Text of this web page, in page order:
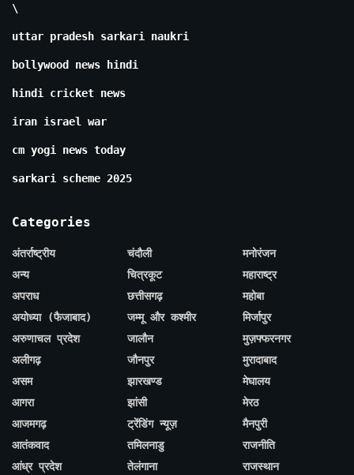
\
uttar pradesh sarkari naukri
bollywood news hindi
hindi cricket news
iran israel war
cm yogi news today
sarkari scheme 2025
Categories
अंतर्राष्ट्रीय
अन्य
अपराध
अयोध्या (फैजाबाद)
अरुणाचल प्रदेश
अलीगढ़
असम
आगरा
आजमगढ़
आतंकवाद
आंध्र प्रदेश
चंदौली
चित्रकूट
छत्तीसगढ़
जम्मू और कश्मीर
जालौन
जौनपुर
झारखण्ड
झांसी
ट्रेंडिंग न्यूज़
तमिलनाडु
तेलंगाना
मनोरंजन
महाराष्ट्र
महोबा
मिर्जापुर
मुज़फ्फरनगर
मुरादाबाद
मेघालय
मेरठ
मैनपुरी
राजनीति
राजस्थान